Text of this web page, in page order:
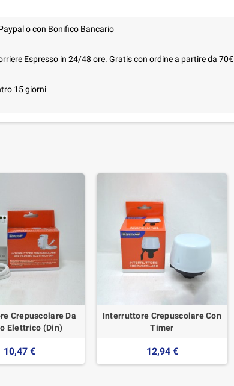
o con Bonifico Bancario
Espresso in 24/48 ore. Gratis con ordine a partire da 70€
15 giorni
Crepuscolare Da
Elettrico (Din)
10,47 €
Interruttore Crepuscolare Con
Timer
12,94 €